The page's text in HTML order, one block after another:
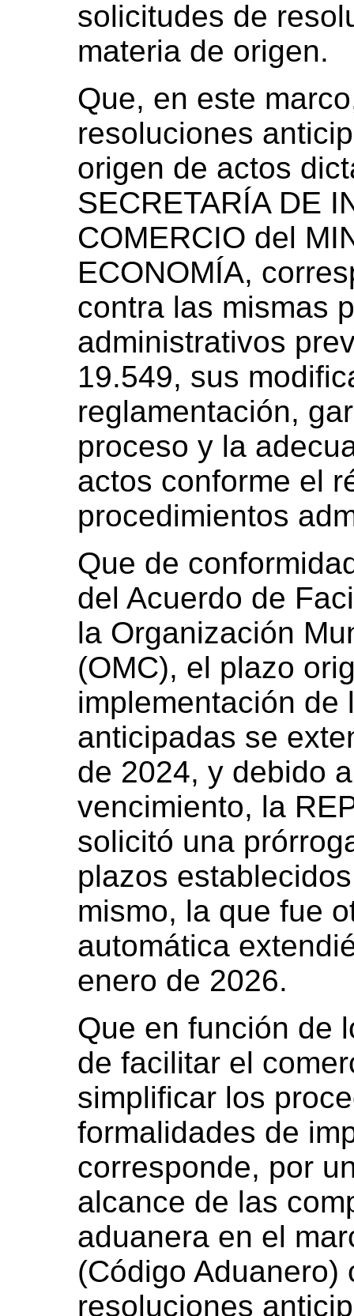
solicitudes de
materia de origen.
Que, en este
resoluciones
origen de actos
SECRETARÍA DE
COMERCIO del
ECONOMÍA,
contra las mismas
administrativos
19.549, sus
reglamentación,
proceso y la
actos conforme el
procedimientos
Que de
del Acuerdo de
la Organización
(OMC), el plazo
implementación de
anticipadas se
de 2024, y debido
vencimiento, la
solicitó una
plazos
mismo, la que fue
automática
enero de 2026.
Que en función de
de facilitar el
simplificar los
formalidades de
corresponde, por
alcance de las
aduanera en el
(Código Aduanero)
resoluciones